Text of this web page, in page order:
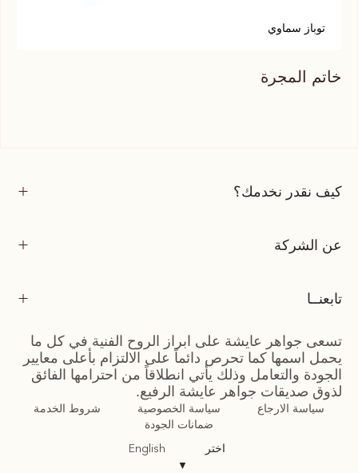
توباز سماوي
خاتم المجرة
كيف نقدر نخدمك؟
عن الشركة
تابعنــا
تسعى جواهر عايشة على ابراز الروح الفنية في كل ما
يحمل اسمها كما تحرص دائماً على الالتزام بأعلى معايير
الجودة والتعامل وذلك يأتي انطلاقاً من احترامها الفائق
لذوق صديقات جواهر عايشة الرفيع.
سياسة الارجاع سياسة الخصوصية
شروط الخدمة
ضمانات الجودة
اختر
▼
English